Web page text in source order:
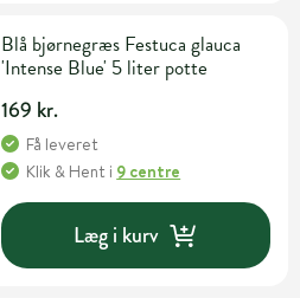
Blå bjørnegræs Festuca glauca
'Intense Blue' 5 liter potte
169 kr.
Få leveret
Klik & Hent i 9 centre
Læg i kurv